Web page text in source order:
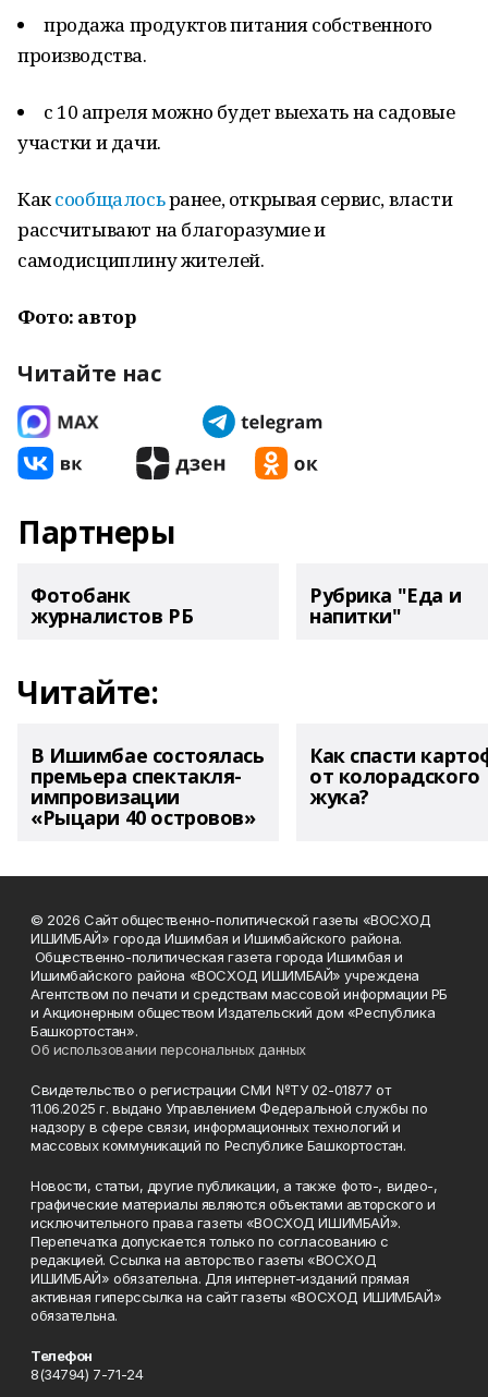
продажа продуктов питания собственного
производства.
с 10 апреля можно будет выехать на садовые
участки и дачи.
Каксообщалосьранее, открывая сервис, власти
рассчитывают на благоразумие и
самодисциплину жителей.
Фото: автор
Читайте нас
Партнеры
Фотобанк
журналистов РБ
Рубрика "Еда и
напитки"
Читайте:
В Ишимбае состоялась
премьера спектакля-
импровизации
«Рыцари 40 островов»
Как спасти
от колорадского
жука?
© 2026 Сайт общественно-политической газеты «ВОСХОД
ИШИМБАЙ» города Ишимбая и Ишимбайского района.
Общественно-политическая газета города Ишимбая и
Ишимбайского района «ВОСХОД ИШИМБАЙ» учреждена
Агентством по печати и средствам массовой информации РБ
и Акционерным обществом Издательский дом «Республика
Башкортостан».
Об использовании персональных данных
Свидетельство о регистрации СМИ №ТУ 02-01877 от
11.06.2025 г. выдано Управлением Федеральной службы по
надзору в сфере связи, информационных технологий и
массовых коммуникаций по Республике Башкортостан.
Новости, статьи, другие публикации, а также фото-, видео-,
графические материалы являются объектами авторского и
исключительного права газеты «ВОСХОД ИШИМБАЙ».
Перепечатка допускается только по согласованию с
редакцией. Ссылка на авторство газеты «ВОСХОД
ИШИМБАЙ» обязательна. Для интернет-изданий прямая
активная гиперссылка на сайт газеты «ВОСХОД ИШИМБАЙ»
обязательна.
Телефон
8(34794) 7-71-24